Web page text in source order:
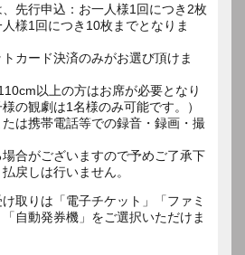
先行申込：お一人様1回につき2枚
様1回につき10枚までとなりま
カード決済のみがお選び頂けま
以上の方はお席が必要となり
の観劇は1名様のみ可能です。）
は携帯電話等での録音・録画・撮
合がございますので予めご了承下
戻しは行いません。
取りは「電子チケット」「ファミ
自動発券機」をご選択いただけま